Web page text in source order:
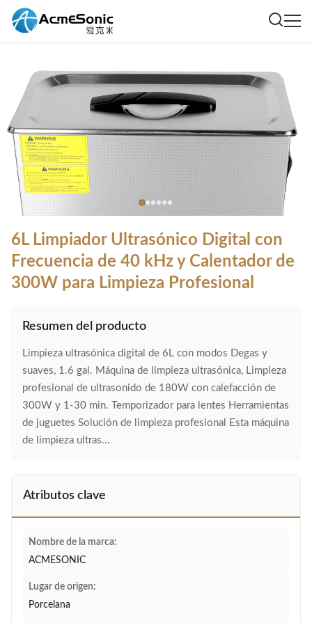
6L Limpiador Ultrasónico Digital con
Frecuencia de 40 kHz y Calentador de
300W para Limpieza Profesional
Resumen del producto
Limpieza ultrasónica digital de 6L con modos Degas y
suaves, 1.6 gal. Máquina de limpieza ultrasónica, Limpieza
profesional de ultrasonido de 180W con calefacción de
300W y 1-30 min. Temporizador para lentes Herramientas
de juguetes Solución de limpieza profesional Esta máquina
de limpieza ultras...
Atributos clave
Nombre de la marca:
ACMESONIC
Lugar de origen:
Porcelana